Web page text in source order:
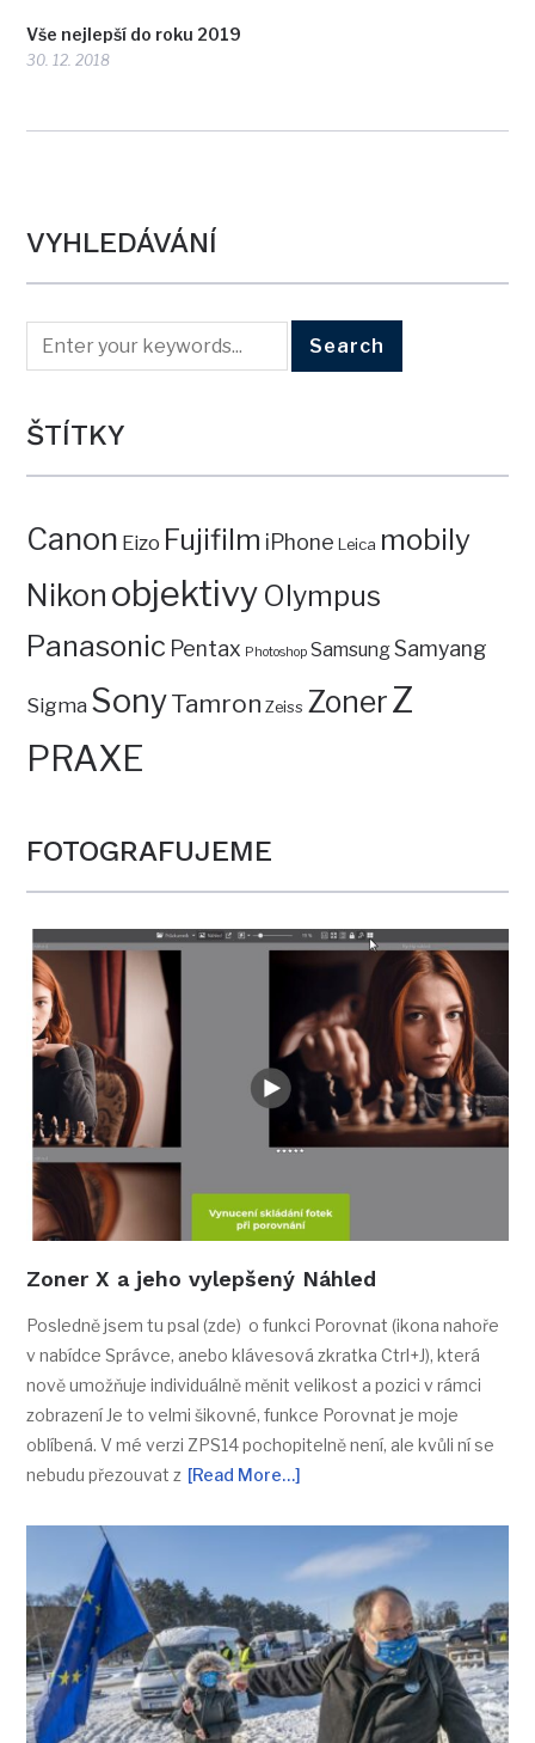
Vše nejlepší do roku 2019
30. 12. 2018
VYHLEDÁVÁNÍ
ŠTÍTKY
Canon Eizo Fujifilm iPhone Leica mobily
Nikon objektivy Olympus
Panasonic Pentax Photoshop SamsungSamyang
Sigma SonyTamron Zeiss ZonerZ
PRAXE
FOTOGRAFUJEME
Zoner X a jeho vylepšený Náhled
Posledně jsem tu psal (zde) o funkci Porovnat (ikona nahoře
v nabídce Správce, anebo klávesová zkratka Ctrl+J), která
nově umožňuje individuálně měnit velikost a pozici v rámci
zobrazení Je to velmi šikovné, funkce Porovnat je moje
oblíbená. V mé verzi ZPS14 pochopitelně není, ale kvůli ní se
nebudu přezouvat z [Read More…]